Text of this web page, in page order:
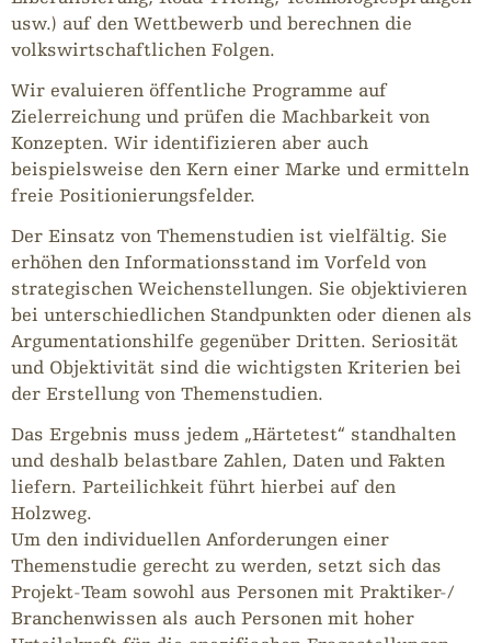
usw.) auf den Wettbewerb und berechnen die
volkswirtschaftlichen Folgen.
Wir evaluieren öffentliche Programme auf
Zielerreichung und prüfen die Machbarkeit von
Konzepten. Wir identifizieren aber auch
beispielsweise den Kern einer Marke und ermitteln
freie Positionierungsfelder.
Der Einsatz von Themenstudien ist vielfältig. Sie
erhöhen den Informationsstand im Vorfeld von
strategischen Weichenstellungen. Sie objektivieren
bei unterschiedlichen Standpunkten oder dienen als
Argumentationshilfe gegenüber Dritten. Seriosität
und Objektivität sind die wichtigsten Kriterien bei
der Erstellung von Themenstudien.
Das Ergebnis muss jedem „Härtetest“ standhalten
und deshalb belastbare Zahlen, Daten und Fakten
liefern. Parteilichkeit führt hierbei auf den
Holzweg.
Um den individuellen Anforderungen einer
Themenstudie gerecht zu werden, setzt sich das
Projekt-Team sowohl aus Personen mit Praktiker-/
Branchenwissen als auch Personen mit hoher